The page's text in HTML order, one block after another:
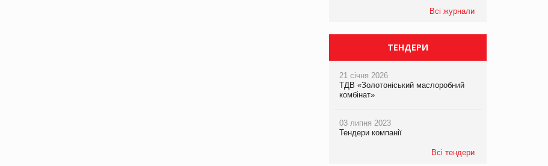
Всі журнали
ТЕНДЕРИ
21 січня 2026
ТДВ «Золотоніський маслоробний
комбінат»
03 липня 2023
Тендери компанії
Всі тендери